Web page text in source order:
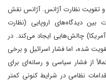
و تقویت نظارت آژانس. آژانس نقش
بین دیدگاه‌های اروپایی (نظارت
چالش‌هایی ایجاد می‌کند. در
شده، اما فشار اسرائیل و برخی
از فشار سیاسی و رسانه‌ای برای
نظامی در شرایط کنونی کمتر